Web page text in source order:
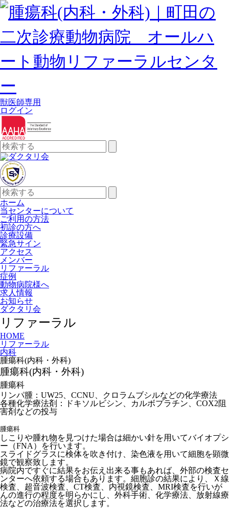
獣医師専用
ログイン
検
索:
検
索:
ホーム
当センターについて
ご利用の方法
初診の方へ
診療設備
緊急サイン
アクセス
メンバー
リファーラル
症例
動物病院様へ
求人情報
お知らせ
ダクタリ会
リファーラル
HOME
リファーラル
内科
腫瘍科(内科・外科)
腫瘍科(内科・外科)
腫瘍科
リンパ腫：UW25、CCNU、クロラムブシルなどの化学療法
各種化学療法剤：ドキソルビシン、カルボプラチン、COX2阻
害剤などの投与
腫瘍科
しこりや腫れ物を見つけた場合は細かい針を用いてバイオプシ
ー（FNA）を行います。
スライドグラスに検体を吹き付け、染色液を用いて細胞を顕微
鏡で観察致します。
病院内ですぐに結果をお伝え出来る事もあれば、外部の検査セ
ンターへ依頼する場合もあります。細胞診の結果により、Ｘ線
検査、超音波検査、CT検査、内視鏡検査、MRI検査を行いが
んの進行の程度を明らかにし、外科手術、化学療法、放射線療
法などの治療法を選択します。